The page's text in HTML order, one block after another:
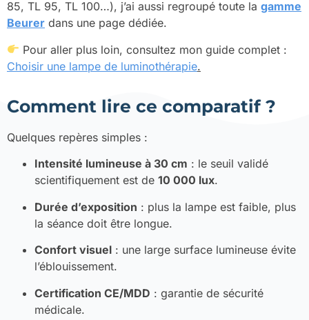
85, TL 95, TL 100…), j’ai aussi regroupé toute la gamme
Beurer dans une page dédiée.
Pour aller plus loin, consultez mon guide complet :
Choisir une lampe de luminothérapie.
Comment lire ce comparatif ?
Quelques repères simples :
Intensité lumineuse à 30 cm : le seuil validé
scientifiquement est de 10 000 lux.
Durée d’exposition : plus la lampe est faible, plus
la séance doit être longue.
Confort visuel : une large surface lumineuse évite
l’éblouissement.
Certification CE/MDD : garantie de sécurité
médicale.